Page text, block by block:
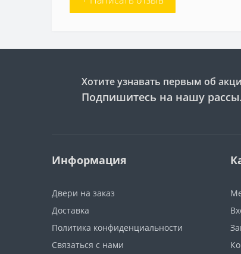
Хотите узнавать первым об
Подпишитесь на нашу
Информация
Двери на заказ
Доставка
Политика конфиденциальности
Связаться с нами